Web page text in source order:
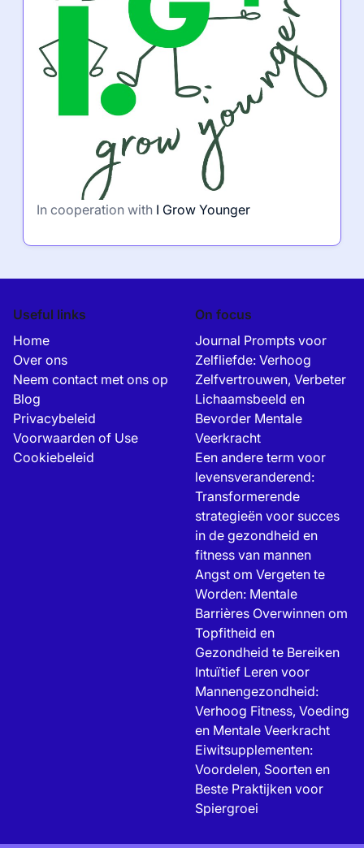
In cooperation with I Grow Younger
Useful links
Home
Over ons
Neem contact met ons op
Blog
Privacybeleid
Voorwaarden of Use
Cookiebeleid
On focus
Journal Prompts voor
Zelfliefde: Verhoog
Zelfvertrouwen, Verbeter
Lichaamsbeeld en
Bevorder Mentale
Veerkracht
Een andere term voor
levensveranderend:
Transformerende
strategieën voor succes
in de gezondheid en
fitness van mannen
Angst om Vergeten te
Worden: Mentale
Barrières Overwinnen om
Topfitheid en
Gezondheid te Bereiken
Intuïtief Leren voor
Mannengezondheid:
Verhoog Fitness, Voeding
en Mentale Veerkracht
Eiwitsupplementen:
Voordelen, Soorten en
Beste Praktijken voor
Spiergroei